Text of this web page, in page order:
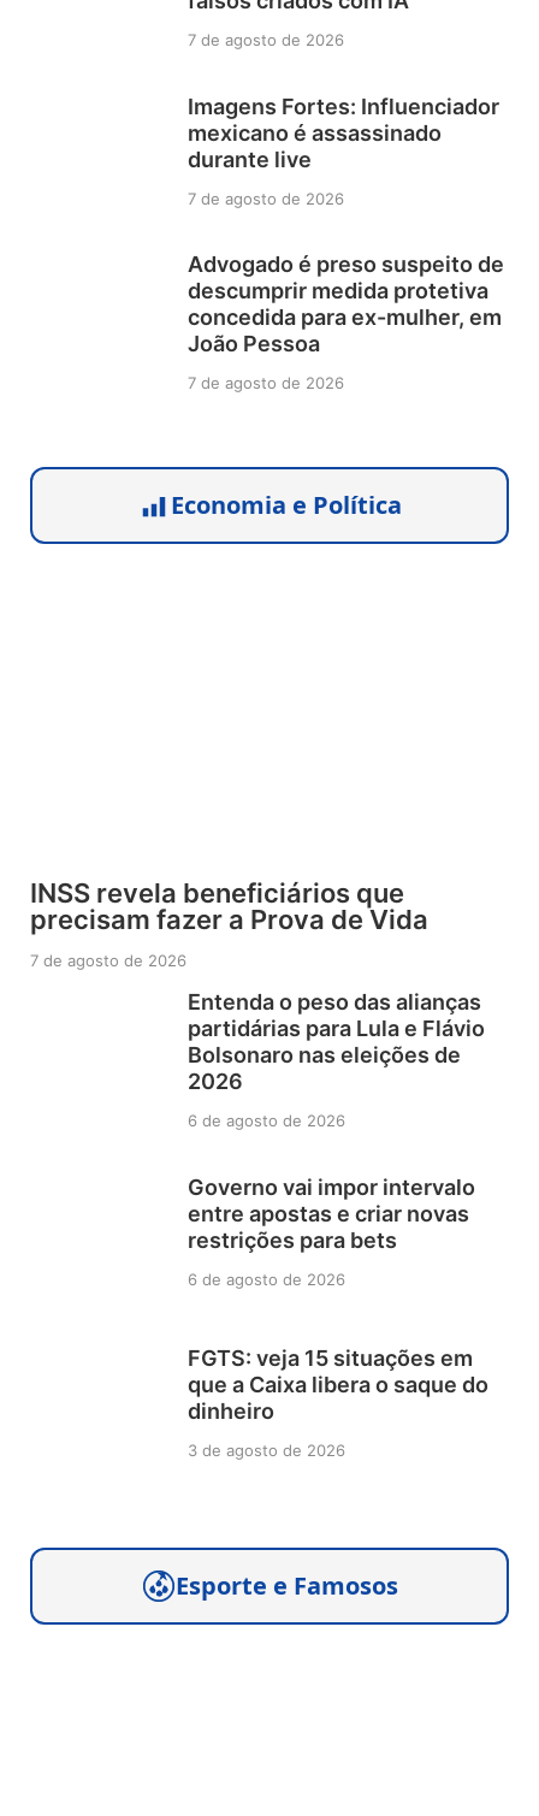
7 de agosto de 2026
Imagens Fortes: Influenciador
mexicano é assassinado
durante live
7 de agosto de 2026
Advogado é preso suspeito de
descumprir medida protetiva
concedida para ex-mulher, em
João Pessoa
7 de agosto de 2026
Economia e Política
INSS revela beneficiários que
precisam fazer a Prova de Vida
7 de agosto de 2026
Entenda o peso das alianças
partidárias para Lula e Flávio
Bolsonaro nas eleições de
2026
6 de agosto de 2026
Governo vai impor intervalo
entre apostas e criar novas
restrições para bets
6 de agosto de 2026
FGTS: veja 15 situações em
que a Caixa libera o saque do
dinheiro
3 de agosto de 2026
Esporte e Famosos